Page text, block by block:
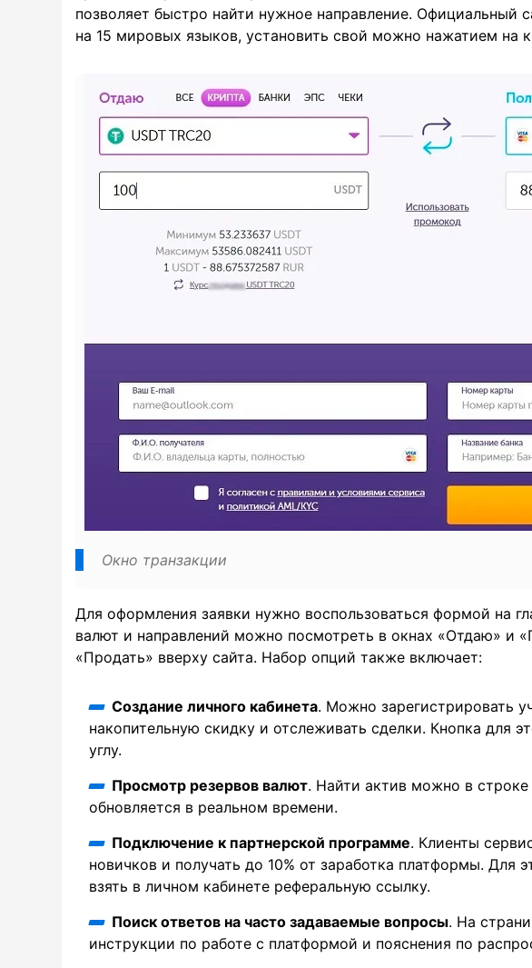
позволяет быстро найти нужное направление. Официальный
на 15 мировых языков, установить свой можно нажатием на
Окно транзакции
Для оформления заявки нужно воспользоваться формой на
валют и направлений можно посмотреть в окнах «Отдаю» и
«Продать» вверху сайта. Набор опций также включает:
Создание личного кабинета. Можно зарегистрировать
накопительную скидку и отслеживать сделки. Кнопка для
углу.
Просмотр резервов валют. Найти актив можно в
обновляется в реальном времени.
Подключение к партнерской программе. Клиенты
новичков и получать до 10% от заработка платформы. Для
взять в личном кабинете реферальную ссылку.
Поиск ответов на часто задаваемые вопросы. На
инструкции по работе с платформой и пояснения по